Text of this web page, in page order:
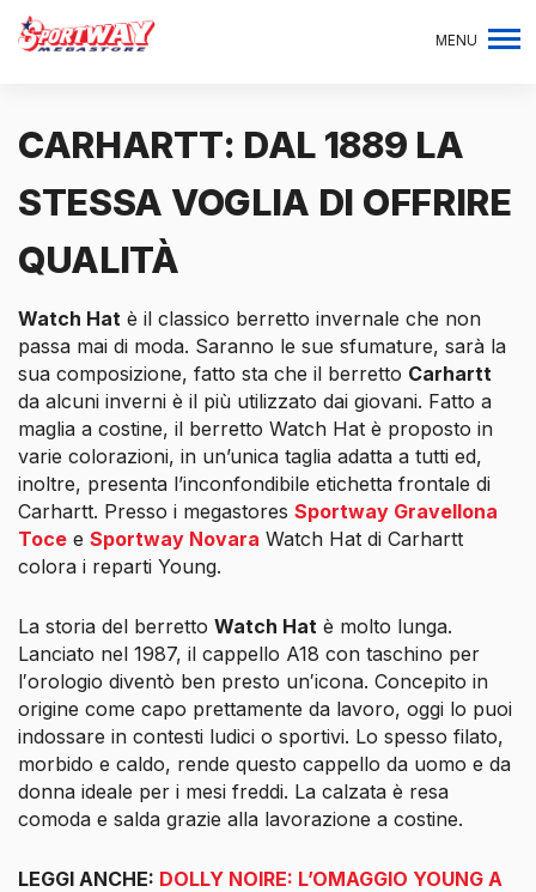
MENU
CARHARTT: DAL 1889 LA
STESSA VOGLIA DI OFFRIRE
QUALITÀ
Watch Hat è il classico berretto invernale che non
passa mai di moda. Saranno le sue sfumature, sarà la
sua composizione, fatto sta che il berretto Carhartt
da alcuni inverni è il più utilizzato dai giovani. Fatto a
maglia a costine, il berretto Watch Hat è proposto in
varie colorazioni, in un’unica taglia adatta a tutti ed,
inoltre, presenta l’inconfondibile etichetta frontale di
Carhartt. Presso i megastores Sportway Gravellona
Toce e Sportway Novara Watch Hat di Carhartt
colora i reparti Young.
La storia del berretto Watch Hat è molto lunga.
Lanciato nel 1987, il cappello A18 con taschino per
l′orologio diventò ben presto un′icona. Concepito in
origine come capo prettamente da lavoro, oggi lo puoi
indossare in contesti ludici o sportivi. Lo spesso filato,
morbido e caldo, rende questo cappello da uomo e da
donna ideale per i mesi freddi. La calzata è resa
comoda e salda grazie alla lavorazione a costine.
LEGGI ANCHE: DOLLY NOIRE: L’OMAGGIO YOUNG A